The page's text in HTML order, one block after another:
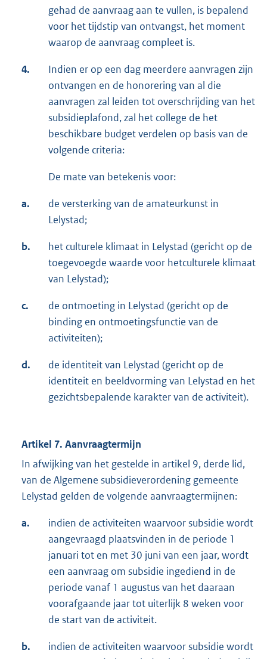
gehad de aanvraag aan te vullen, is bepalend
voor het tijdstip van ontvangst, het moment
waarop de aanvraag compleet is.
4.
Indien er op een dag meerdere aanvragen zijn
ontvangen en de honorering van al die
aanvragen zal leiden tot overschrijding van het
subsidieplafond, zal het college de het
beschikbare budget verdelen op basis van de
volgende criteria:
De mate van betekenis voor:
a.
de versterking van de amateurkunst in
Lelystad;
b.
het culturele klimaat in Lelystad (gericht op de
toegevoegde waarde voor hetculturele klimaat
van Lelystad);
c.
de ontmoeting in Lelystad (gericht op de
binding en ontmoetingsfunctie van de
activiteiten);
d.
de identiteit van Lelystad (gericht op de
identiteit en beeldvorming van Lelystad en het
gezichtsbepalende karakter van de activiteit).
Artikel 7. Aanvraagtermijn
In afwijking van het gestelde in artikel 9, derde lid,
van de Algemene subsidieverordening gemeente
Lelystad gelden de volgende aanvraagtermijnen:
a.
indien de activiteiten waarvoor subsidie wordt
aangevraagd plaatsvinden in de periode 1
januari tot en met 30 juni van een jaar, wordt
een aanvraag om subsidie ingediend in de
periode vanaf 1 augustus van het daaraan
voorafgaande jaar tot uiterlijk 8 weken voor
de start van de activiteit.
b.
indien de activiteiten waarvoor subsidie wordt